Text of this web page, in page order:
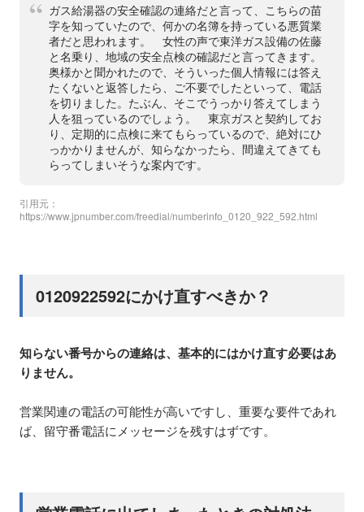
ガス給湯器の安全確認の連絡だと言って、こちらの苗
字を知っていたので、何かの名簿を持っている悪質業
者だと思われます。 女性の声で東洋ガス設備の佐藤
と名乗り、地域の安全点検の確認だと言ってきます。
奥様かと聞かれたので、そういった個人情報には答え
たくないと返答したら、ご不要でしたといって、電話
を切りました。たぶん、そこでうっかり答えてしまう
人を狙っているのでしょう。 東京ガスと契約してお
り、定期的に点検に来てもらっているので、絶対にひ
っかかりませんが、知らなかったら、間違えてきても
らってしまいそうな案内です。
引用元：
https://www.jpnumber.com/freedial/numberinfo_0120_922_592.html
0120922592にかけ直すべきか？
知らない番号からの連絡は、基本的にはかけ直す必要はあ
りません。
営業関連の電話の可能性が高いですし、重要な要件であれ
ば、留守番電話にメッセージを残すはずです。